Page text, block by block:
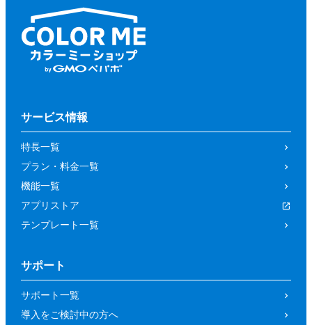
サービス情報
特長一覧
プラン・料金一覧
機能一覧
アプリストア
テンプレート一覧
サポート
サポート一覧
導入をご検討中の方へ